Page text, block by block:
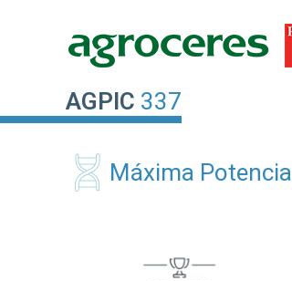
AGPIC 337
Máxima Potencia